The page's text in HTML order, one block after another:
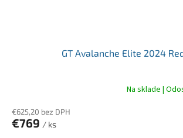
GT Avalanche Elite 2024
Na sklade |
€625,20 bez DPH
€769 / ks